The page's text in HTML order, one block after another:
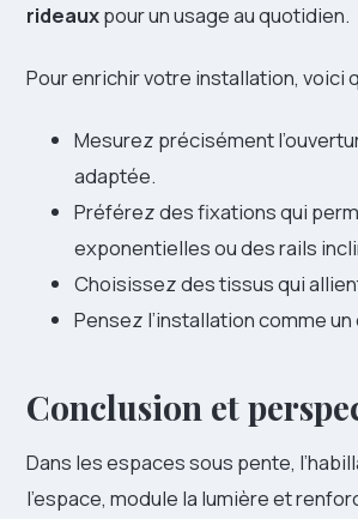
rideauxpour un usage au quotidien.
Pour enrichir votre installation, voici
Mesurez précisément
adaptée.
Préférez des fixations qui
exponentielles ou des rails
Choisissez des tissus qui
Pensez l’installation comme
Conclusion et
Dans les espaces sous pente,
l’espace, module la lumière et